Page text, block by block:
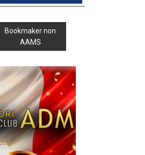
Bookmaker non
AAMS